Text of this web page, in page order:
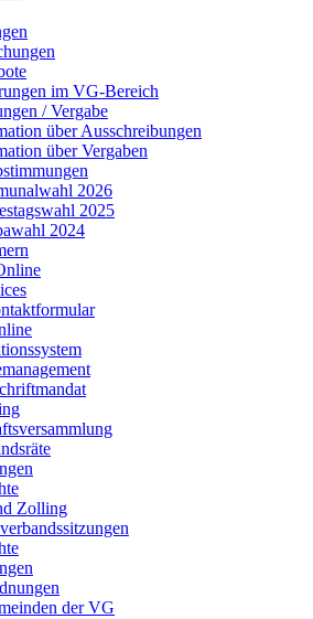
im VG-Bereich
/ Vergabe
über Ausschreibungen
über Vergaben
2026
2025
2024
Zolling
der VG